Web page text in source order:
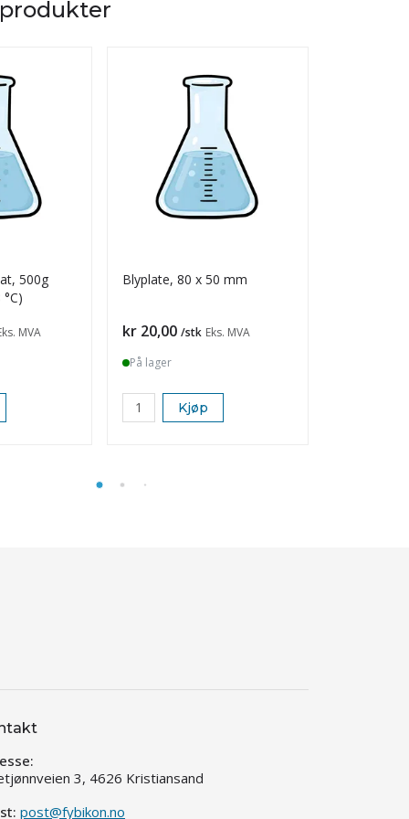
500g
MVA
Blyplate, 80 x 50 mm
Pris
kr 20,00 /stk Eks. MVA
På lager
Kjøp
3, 4626 Kristiansand
post@fybikon.no